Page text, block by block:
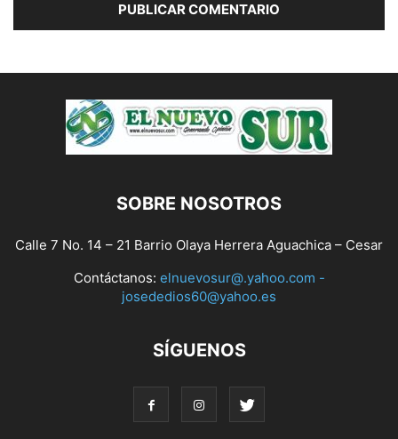
SOBRE NOSOTROS
Calle 7 No. 14 – 21 Barrio Olaya Herrera Aguachica – Cesar
Contáctanos: elnuevosur@.yahoo.com -
josededios60@yahoo.es
SÍGUENOS